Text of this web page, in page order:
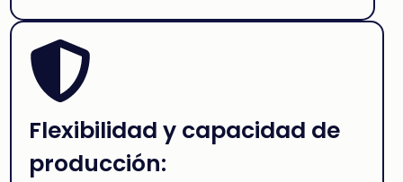
Flexibilidad y capacidad de
producción: